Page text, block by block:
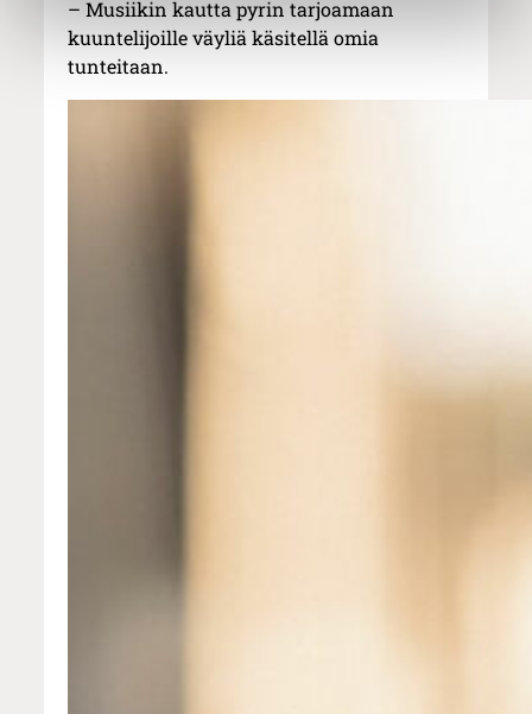
– Musiikin kautta pyrin tarjoamaan
kuuntelijoille väyliä käsitellä omia
tunteitaan.